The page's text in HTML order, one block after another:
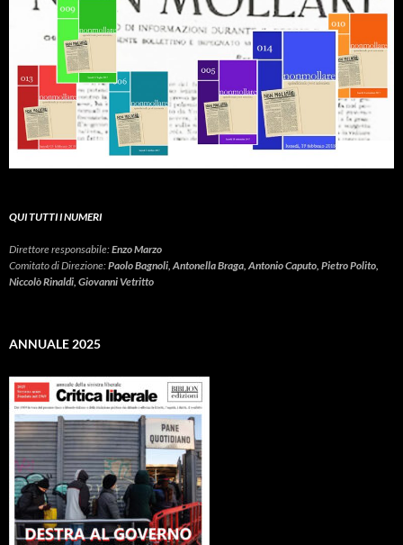
QUI TUTTI I NUMERI
Direttore responsabile:Enzo Marzo
Comitato di Direzione:Paolo Bagnoli, Antonella Braga, Antonio Caputo, Pietro Polito,
Niccolò Rinaldi, Giovanni Vetritto
ANNUALE 2025